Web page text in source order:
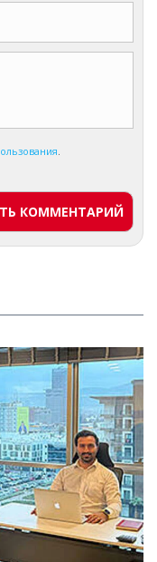
.
КОММЕНТАРИЙ